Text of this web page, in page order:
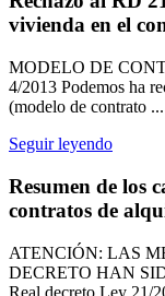
vivienda en el
MODELO DE
4/2013 Podemos ha
(modelo de contrato ...
Seguir leyendo
Resumen de los
contratos de
ATENCIÓN: LAS
DECRETO HAN
Real decreto Ley 21/